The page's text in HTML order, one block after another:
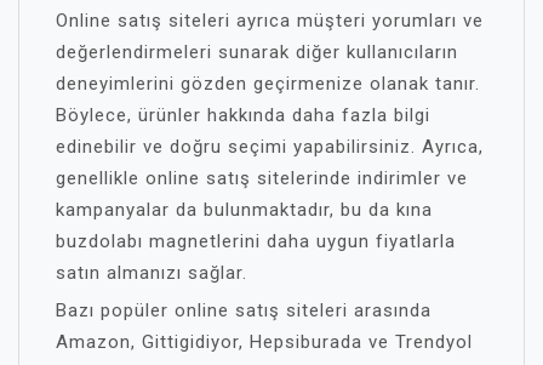
Online satış siteleri ayrıca müşteri yorumları ve
değerlendirmeleri sunarak diğer kullanıcıların
deneyimlerini gözden geçirmenize olanak tanır.
Böylece, ürünler hakkında daha fazla bilgi
edinebilir ve doğru seçimi yapabilirsiniz. Ayrıca,
genellikle online satış sitelerinde indirimler ve
kampanyalar da bulunmaktadır, bu da kına
buzdolabı magnetlerini daha uygun fiyatlarla
satın almanızı sağlar.
Bazı popüler online satış siteleri arasında
Amazon, Gittigidiyor, Hepsiburada ve Trendyol